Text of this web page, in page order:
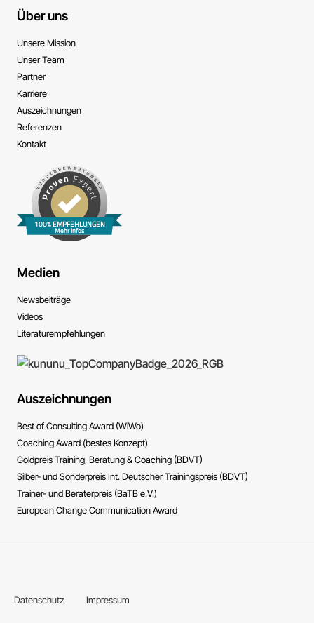
Über uns
Unsere Mission
Unser Team
Partner
Karriere
Auszeichnungen
Referenzen
Kontakt
100% EMPFEHLUNGEN
Mehr Infos
Medien
News­beiträge
Videos
Literatur­empfehlungen
Auszeichnungen
Best of Consulting Award (WiWo)
Coaching Award (bestes Konzept)
Goldpreis Training, Beratung & Coaching (BDVT)
Silber- und Sonderpreis Int. Deutscher Trainingspreis (BDVT)
Trainer- und Beraterpreis (BaTB e.V.)
European Change Communication Award
Datenschutz Impressum